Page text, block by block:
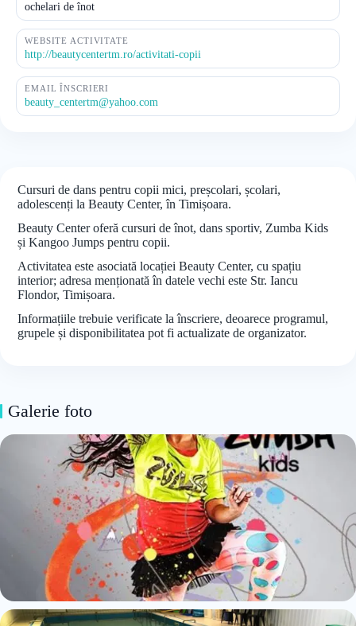
ochelari de înot
WEBSITE ACTIVITATE
http://beautycentertm.ro/activitati-copii
EMAIL ÎNSCRIERI
beauty_centertm@yahoo.com
Cursuri de dans pentru copii mici, preșcolari, școlari,
adolescenți la Beauty Center, în Timișoara.
Beauty Center oferă cursuri de înot, dans sportiv, Zumba Kids
și Kangoo Jumps pentru copii.
Activitatea este asociată locației Beauty Center, cu spațiu
interior; adresa menționată în datele vechi este Str. Iancu
Flondor, Timișoara.
Informațiile trebuie verificate la înscriere, deoarece programul,
grupele și disponibilitatea pot fi actualizate de organizator.
Galerie foto